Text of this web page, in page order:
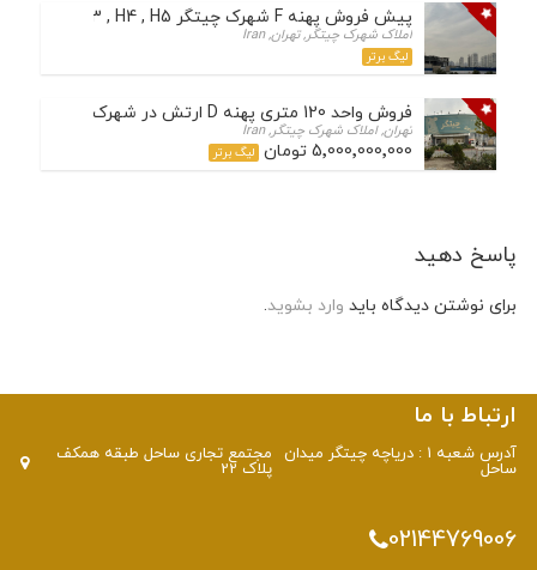
پیش فروش پهنه F شهرک چیتگر H3 , H4 , H5
املاک شهرک چیتگر, تهران, Iran
لیگ برتر
فروش واحد 120 متری پهنه D ارتش در شهرک چیتگر
تهران, املاک شهرک چیتگر, Iran
5٬000٬000٬000 تومان لیگ برتر
پاسخ دهید
برای نوشتن دیدگاه بایدوارد بشوید.
ارتباط با ما
آدرس شعبه 1 : دریاچه چیتگر میدان
ساحل
مجتمع تجاری ساحل طبقه همکف
پلاک 22
02144769006